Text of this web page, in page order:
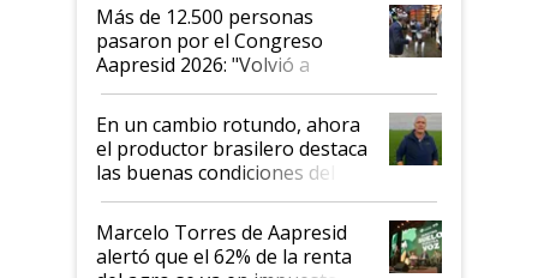
Más de 12.500 personas
pasaron por el Congreso
Aapresid 2026: "Volvió a
demostrar que hablar del
suelo es hablar de todo el
sistema productivo"
En un cambio rotundo, ahora
el productor brasilero destaca
las buenas condiciones del
agro argentino para invertir:
"Los veo más motivados"
Marcelo Torres de Aapresid
alertó que el 62% de la renta